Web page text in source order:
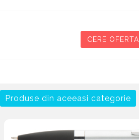
CERE OFERTA
Produse din aceeasi categorie